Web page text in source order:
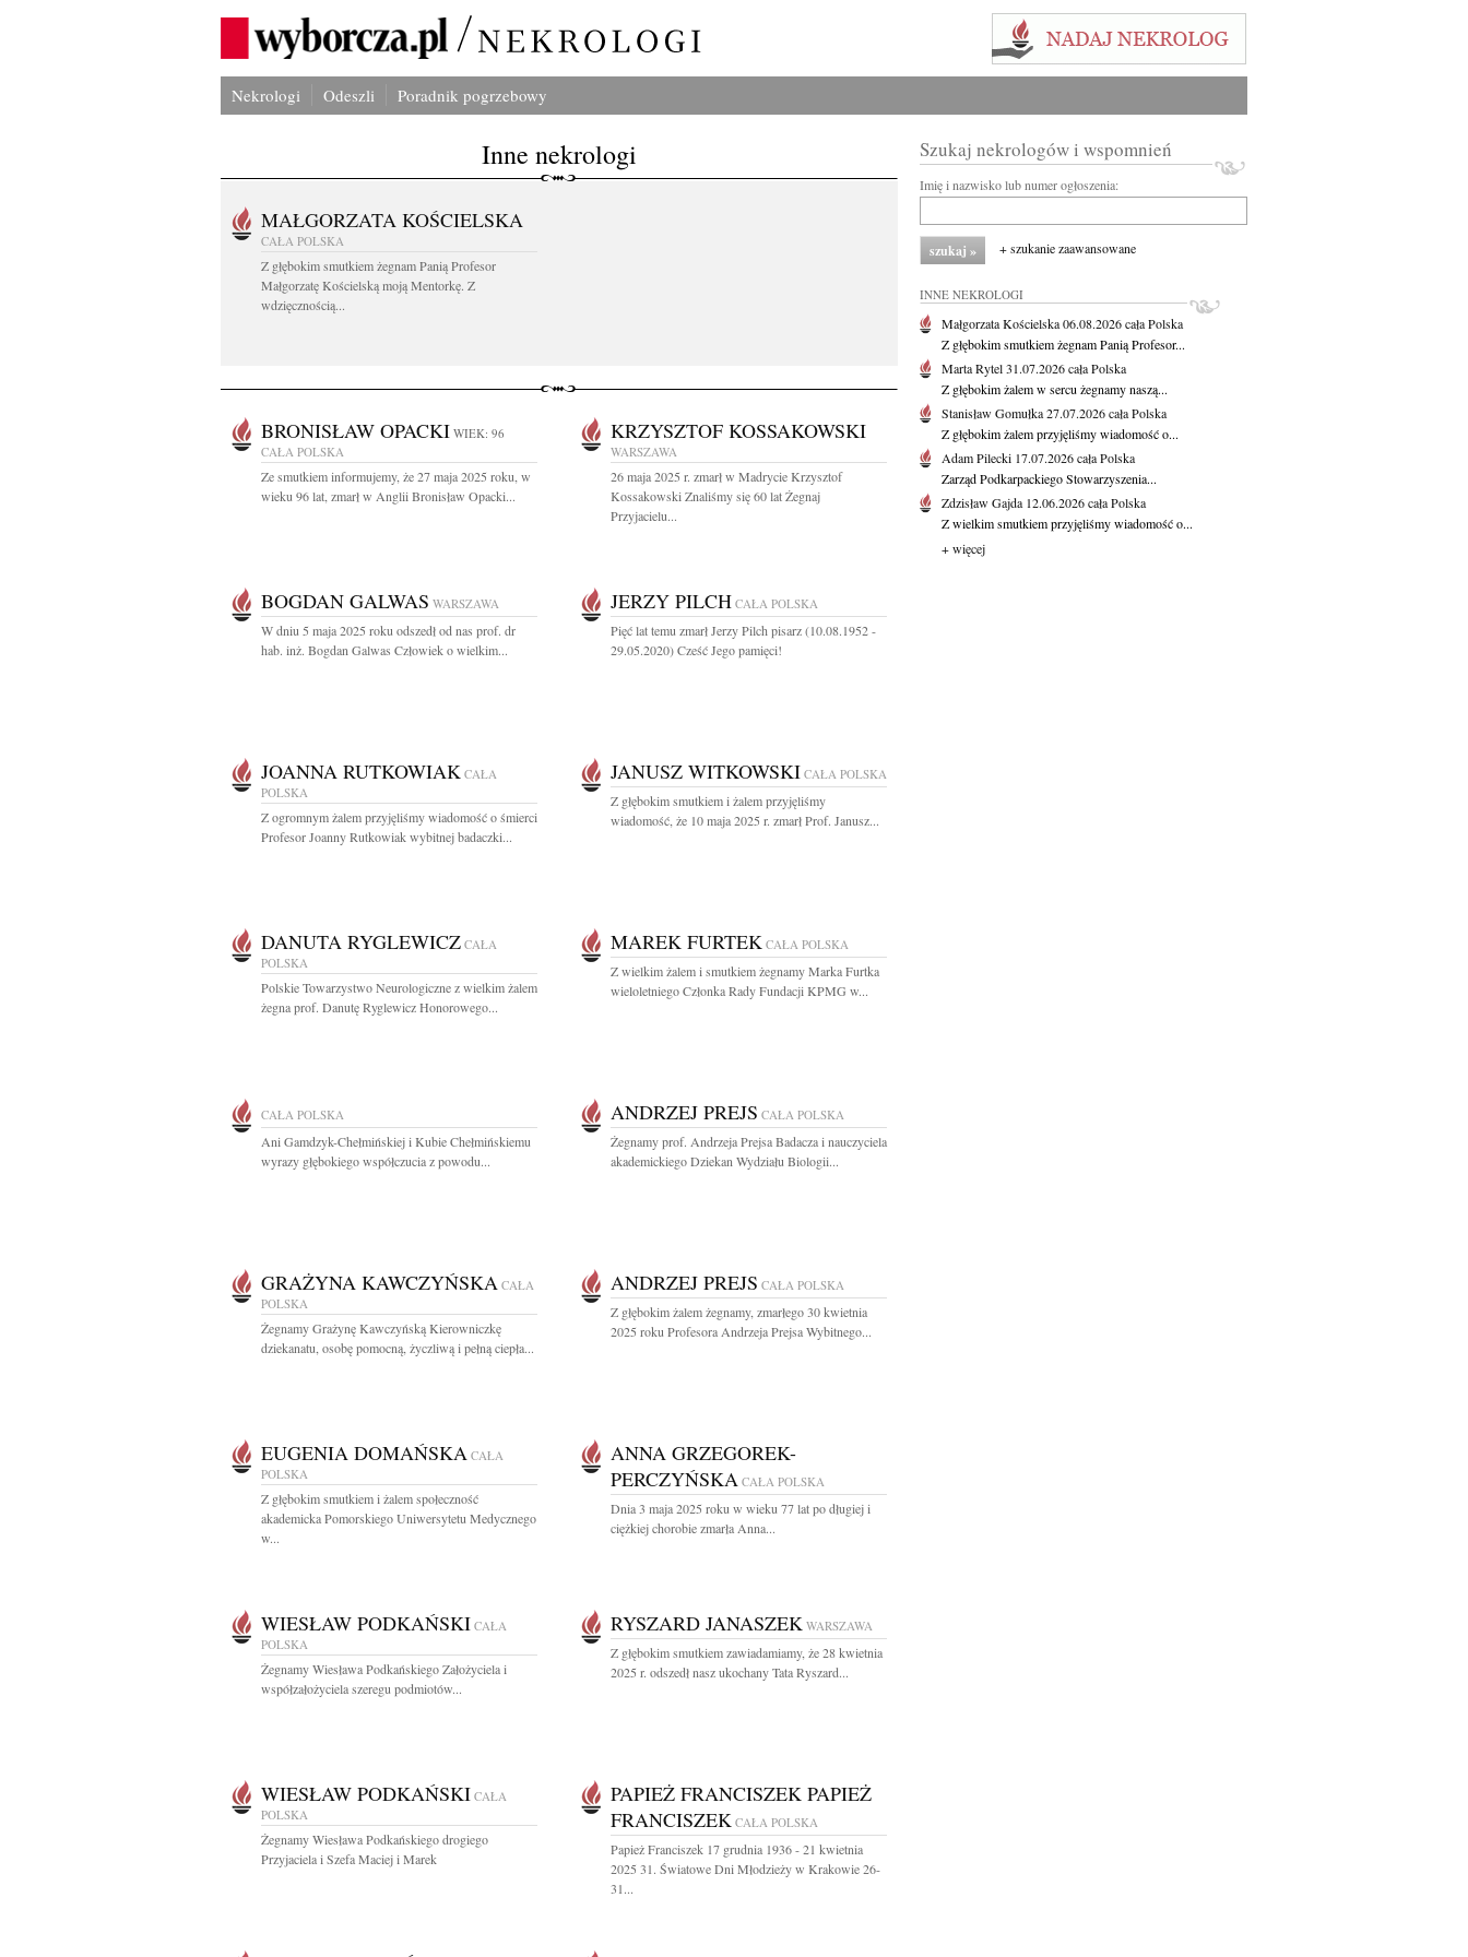
Nekrologi Odeszli Poradnik pogrzebowy
Inne nekrologi
MAŁGORZATA KOŚCIELSKA
CAŁA POLSKA
Z głębokim smutkiem żegnam Panią Profesor
Małgorzatę Kościelską moją Mentorkę. Z
wdzięcznością...
BRONISŁAW OPACKI WIEK: 96
CAŁA POLSKA
Ze smutkiem informujemy, że 27 maja 2025 roku, w
wieku 96 lat, zmarł w Anglii Bronisław Opacki...
KRZYSZTOF KOSSAKOWSKI
WARSZAWA
26 maja 2025 r. zmarł w Madrycie Krzysztof
Kossakowski Znaliśmy się 60 lat Żegnaj
Przyjacielu...
BOGDAN GALWAS WARSZAWA
W dniu 5 maja 2025 roku odszedł od nas prof. dr
hab. inż. Bogdan Galwas Człowiek o wielkim...
JERZY PILCH CAŁA POLSKA
Pięć lat temu zmarł Jerzy Pilch pisarz (10.08.1952 -
29.05.2020) Cześć Jego pamięci!
JOANNA RUTKOWIAK CAŁA
POLSKA
Z ogromnym żalem przyjęliśmy wiadomość o śmierci
Profesor Joanny Rutkowiak wybitnej badaczki...
JANUSZ WITKOWSKI CAŁA POLSKA
Z głębokim smutkiem i żalem przyjęliśmy
wiadomość, że 10 maja 2025 r. zmarł Prof. Janusz...
DANUTA RYGLEWICZ CAŁA
POLSKA
Polskie Towarzystwo Neurologiczne z wielkim żalem
żegna prof. Danutę Ryglewicz Honorowego...
MAREK FURTEK CAŁA POLSKA
Z wielkim żalem i smutkiem żegnamy Marka Furtka
wieloletniego Członka Rady Fundacji KPMG w...
CAŁA POLSKA
Ani Gamdzyk-Chełmińskiej i Kubie Chełmińskiemu
wyrazy głębokiego współczucia z powodu...
ANDRZEJ PREJS CAŁA POLSKA
Żegnamy prof. Andrzeja Prejsa Badacza i nauczyciela
akademickiego Dziekan Wydziału Biologii...
GRAŻYNA KAWCZYŃSKA CAŁA
POLSKA
Żegnamy Grażynę Kawczyńską Kierowniczkę
dziekanatu, osobę pomocną, życzliwą i pełną ciepła...
ANDRZEJ PREJS CAŁA POLSKA
Z głębokim żalem żegnamy, zmarłego 30 kwietnia
2025 roku Profesora Andrzeja Prejsa Wybitnego...
EUGENIA DOMAŃSKA CAŁA
POLSKA
Z głębokim smutkiem i żalem społeczność
akademicka Pomorskiego Uniwersytetu Medycznego
w...
ANNA GRZEGOREK-
PERCZYŃSKA CAŁA POLSKA
Dnia 3 maja 2025 roku w wieku 77 lat po długiej i
ciężkiej chorobie zmarła Anna...
WIESŁAW PODKAŃSKI CAŁA
POLSKA
Żegnamy Wiesława Podkańskiego Założyciela i
współzałożyciela szeregu podmiotów...
RYSZARD JANASZEK WARSZAWA
Z głębokim smutkiem zawiadamiamy, że 28 kwietnia
2025 r. odszedł nasz ukochany Tata Ryszard...
WIESŁAW PODKAŃSKI CAŁA
POLSKA
Żegnamy Wiesława Podkańskiego drogiego
Przyjaciela i Szefa Maciej i Marek
PAPIEŻ FRANCISZEK PAPIEŻ
FRANCISZEK CAŁA POLSKA
Papież Franciszek 17 grudnia 1936 - 21 kwietnia
2025 31. Światowe Dni Młodzieży w Krakowie 26-
31...
Szukaj nekrologów i wspomnień
Imię i nazwisko lub numer ogłoszenia:
+ szukanie zaawansowane
INNE NEKROLOGI
Małgorzata Kościelska06.08.2026cała Polska
Z głębokim smutkiem żegnam Panią Profesor...
Marta Rytel31.07.2026cała Polska
Z głębokim żalem w sercu żegnamy naszą...
Stanisław Gomułka27.07.2026cała Polska
Z głębokim żalem przyjęliśmy wiadomość o...
Adam Pilecki 17.07.2026cała Polska
Zarząd Podkarpackiego Stowarzyszenia...
Zdzisław Gajda 12.06.2026cała Polska
Z wielkim smutkiem przyjęliśmy wiadomość o...
+ więcej